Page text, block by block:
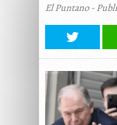
El Puntano -